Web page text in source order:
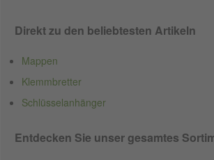
Direkt zu den beliebtesten Artikeln
Mappen
Klemmbretter
Schlüsselanhänger
Entdecken Sie unser gesamtes